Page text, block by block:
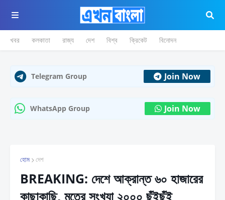
খবর কলকাতা রাজ্য দেশ বিশ্ব ক্রিকেট বিনোদন
Telegram Group Join Now
WhatsApp Group Join Now
হোম দেশ
BREAKING: দেশে আক্রান্ত ৬০ হাজারের
কাছাকাছি, মৃতের সংখ্যা ২০০০ ছুঁইছুঁই